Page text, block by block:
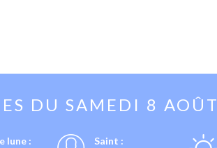
DU SAMEDI 8 AOÛT
lune :
Saint :